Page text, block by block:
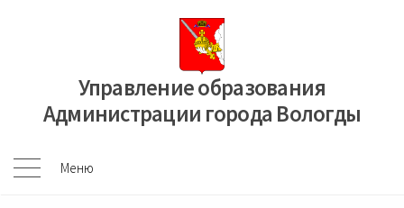
Управление образования
Администрации города Вологды
Меню
Меню